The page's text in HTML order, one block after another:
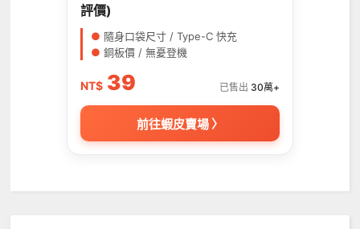
評價)
● 隨身口袋尺寸 / Type-C 快充
● 銅板價 / 無憂登機
NT$ 39 已售出 30萬+
前往蝦皮賣場 〉